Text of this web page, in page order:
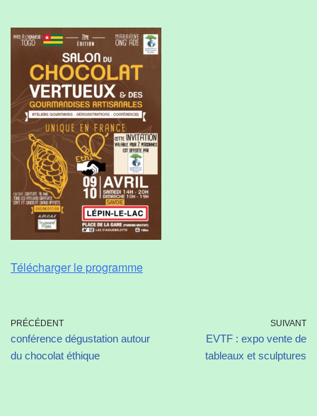
Télécharger le programme
PRÉCÉDENT
conférence dégustation autour
du chocolat éthique
SUIVANT
EVTF : expo vente de
tableaux et sculptures